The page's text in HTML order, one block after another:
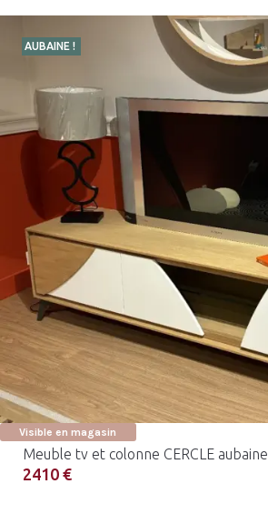
AUBAINE !
Visible en magasin
Meuble tv et colonne CERCLE aubaine
2410 €